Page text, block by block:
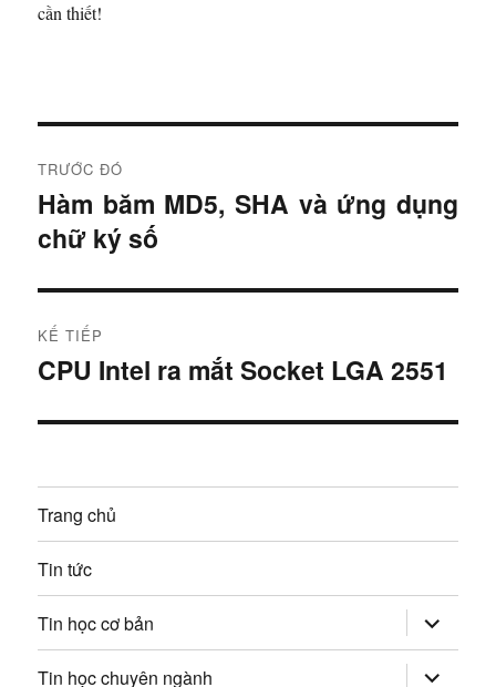
cần thiết!
i
ề
u
h
ư
ớ
g
b
à
i
TRƯỚC ĐÓ
B
à
t
r
ư
ớ
c
Hàm băm MD5, SHA và ứng dụng
chữ ký số
KẾ TIẾP
B
i
i
ế
CPU Intel ra mắt Socket LGA 2551
Trang chủ
Tin tức
Tin học cơ bản mở
rộng
trình
đơn
Tin học chuyên ngành mở